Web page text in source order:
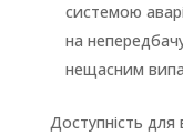
системою
на
нещасним
Доступність для